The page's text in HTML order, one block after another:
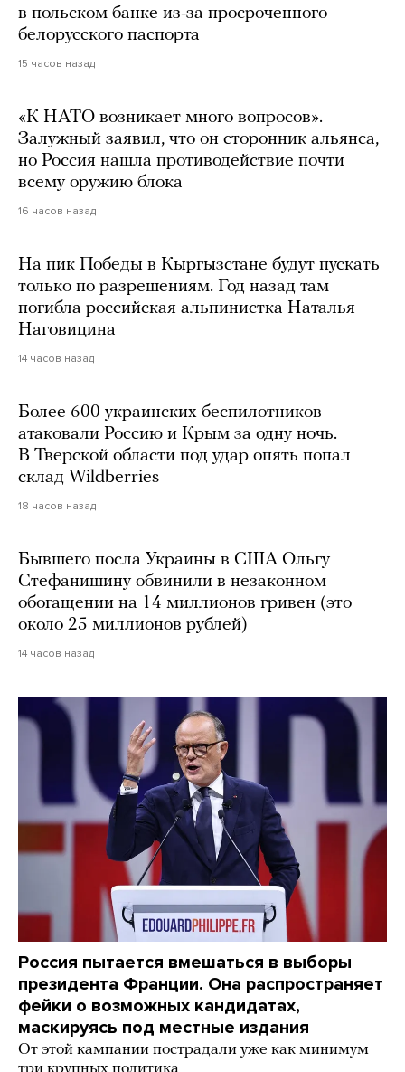
в польском банке из-за просроченного
белорусского паспорта
15 часов назад
«К НАТО возникает много вопросов».
Залужный заявил, что он сторонник альянса,
но Россия нашла противодействие почти
всему оружию блока
16 часов назад
На пик Победы в Кыргызстане будут пускать
только по разрешениям. Год назад там
погибла российская альпинистка Наталья
Наговицина
14 часов назад
Более 600 украинских беспилотников
атаковали Россию и Крым за одну ночь.
В Тверской области под удар опять попал
склад Wildberries
18 часов назад
Бывшего посла Украины в США Ольгу
Стефанишину обвинили в незаконном
обогащении на 14 миллионов гривен (это
около 25 миллионов рублей)
14 часов назад
Россия пытается вмешаться в выборы
президента Франции. Она распространяет
фейки о возможных кандидатах,
маскируясь под местные издания
От этой кампании пострадали уже как минимум
три крупных политика